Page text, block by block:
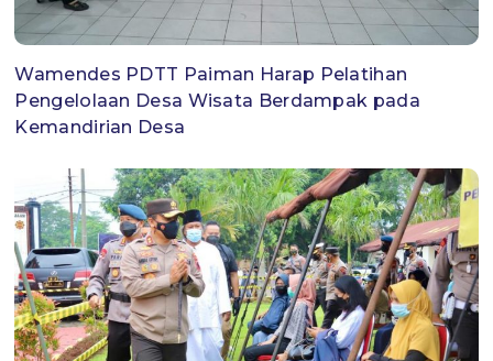
Wamendes PDTT Paiman Harap Pelatihan
Pengelolaan Desa Wisata Berdampak pada
Kemandirian Desa